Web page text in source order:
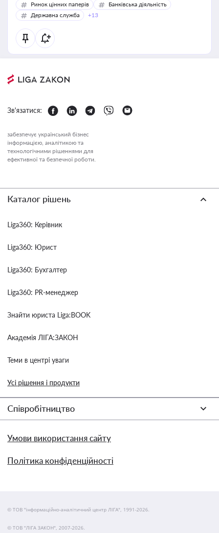
Ринок цінних паперів
Банківська діяльність
Державна служба
+13
Зв'язатися:
забезпечує український бізнес
інформацією, аналітикою та
технологічними рішеннями для
ефективної та безпечної роботи.
Каталог рішень
Liga360: Керівник
Liga360: Юрист
Liga360: Бухгалтер
Liga360: PR-менеджер
Знайти юриста Liga:BOOK
Академія ЛІГА:ЗАКОН
Теми в центрі уваги
Усі рішення і продукти
Співробітництво
Умови використання сайту
Політика конфіденційності
© ТОВ "інформаційно-аналітичний центр ЛІГА", 1991-2026.
© ТОВ "ЛІГА ЗАКОН", 2007-2026.